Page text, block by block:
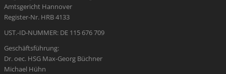
windowwindowwindow
new
Amtsgericht Hannover
Register-Nr. HRB 4133
UST.-ID-NUMMER: DE 115 676 709
Geschäftsführung:
Dr. oec. HSG Max-Georg Büchner
Michael Hühn